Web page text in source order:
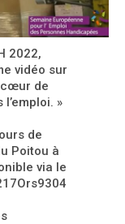
2022,
vidéo sur
cœur de
»
de
Poitou à
via le